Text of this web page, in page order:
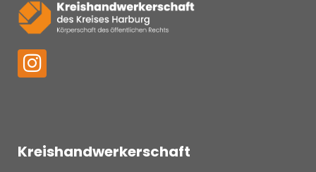
Kreishandwerkerschaft